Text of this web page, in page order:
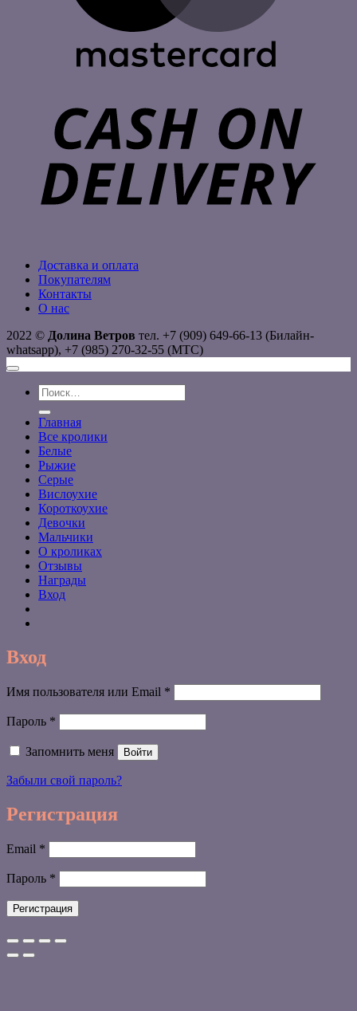
Доставка и оплата
Покупателям
Контакты
О нас
2022 © Долина Ветров тел. +7 (909) 649-66-13 (Билайн-
whatsapp), +7 (985) 270-32-55 (МТС)
Искать:
Главная
Все кролики
Белые
Рыжие
Серые
Вислоухие
Короткоухие
Девочки
Мальчики
О кроликах
Отзывы
Награды
Вход
Вход
Имя пользователя или Email *
Пароль *
Запомнить меня Войти
Забыли свой пароль?
Регистрация
Email *
Пароль *
Регистрация